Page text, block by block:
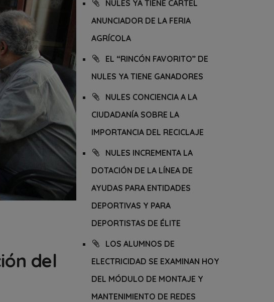
del
NULES YA TIENE CARTEL
ANUNCIADOR DE LA FERIA
AGRÍCOLA
EL “RINCÓN FAVORITO” DE
NULES YA TIENE GANADORES
NULES CONCIENCIA A LA
CIUDADANÍA SOBRE LA
IMPORTANCIA DEL RECICLAJE
NULES INCREMENTA LA
DOTACIÓN DE LA LÍNEA DE
AYUDAS PARA ENTIDADES
DEPORTIVAS Y PARA
DEPORTISTAS DE ÉLITE
LOS ALUMNOS DE
ELECTRICIDAD SE EXAMINAN HOY
DEL MÓDULO DE MONTAJE Y
MANTENIMIENTO DE REDES